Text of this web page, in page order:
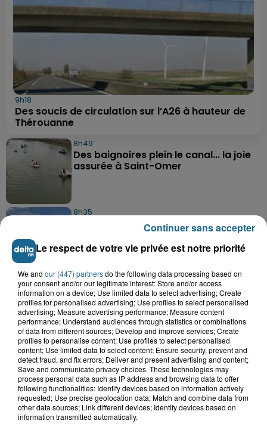
9h18
Des soucis de circulation sur l’A26 à hauteur de
Thérouanne
8h49
Des baignoires plein le canal... la joie
assurée à Saint-Omer
8h35
Les secrets des crustacés et des
flobards dévoilés ce week-end à...
8h21
Même durant les vacances,
Mouv’enfants Dunkerque se mobilise
7h53
Tardinghen : une femme de 75 ans
réanimée après une noyade
Le respect de votre vie privée est notre priorité
We and our (447) partnersdo the following data processing based on
your consent and/or our legitimate interest: Store and/or access
information on a device; Use limited data to select advertising; Create
profiles for personalised advertising; Use profiles to select personalised
advertising; Measure advertising performance; Measure content
performance; Understand audiences through statistics or combinations
of data from different sources; Develop and improve services; Create
profiles to personalise content; Use profiles to select personalised
content; Use limited data to select content; Ensure security, prevent and
detect fraud, and fix errors; Deliver and present advertising and content;
Save and communicate privacy choices. These technologies may
process personal data such as IP address and browsing data to offer
following functionalities: Identify devices based on information actively
requested; Use precise geolocation data; Match and combine data from
other data sources; Link different devices; Identify devices based on
information transmitted automatically.
Continuer sans accepter